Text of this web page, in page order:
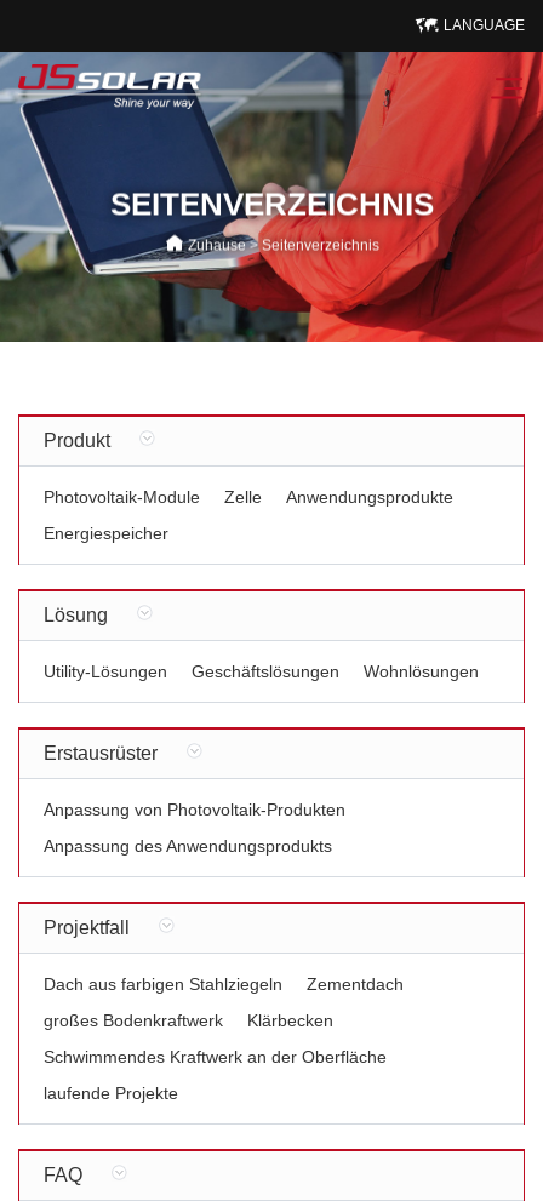
LANGUAGE
SEITENVERZEICHNIS
Zuhause>Seitenverzeichnis
Produkt
Photovoltaik-Module Zelle
Anwendungsprodukte
Energiespeicher
Lösung
Utility-Lösungen Geschäftslösungen Wohnlösungen
Erstausrüster
Anpassung von Photovoltaik-Produkten
Anpassung des Anwendungsprodukts
Projektfall
Dach aus farbigen Stahlziegeln
Zementdach
großes Bodenkraftwerk
Klärbecken
Schwimmendes Kraftwerk an der Oberfläche
laufende Projekte
FAQ